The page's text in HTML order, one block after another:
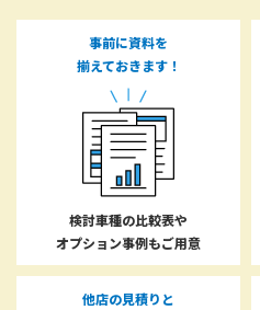
事前に資料を
揃えておきます！
検討車種の比較表や
オプション事例もご用意
他店の見積りと